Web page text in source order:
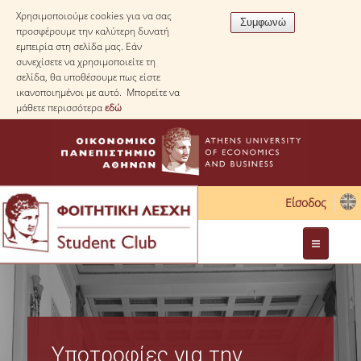
Χρησιμοποιούμε cookies για να σας
προσφέρουμε την καλύτερη δυνατή
εμπειρία στη σελίδα μας. Εάν
συνεχίσετε να χρησιμοποιείτε τη
σελίδα, θα υποθέσουμε πως είστε
ικανοποιημένοι με αυτό. Μπορείτε να
μάθετε περισσότεραεδώ
Είσοδος
Υποτροφίες για την